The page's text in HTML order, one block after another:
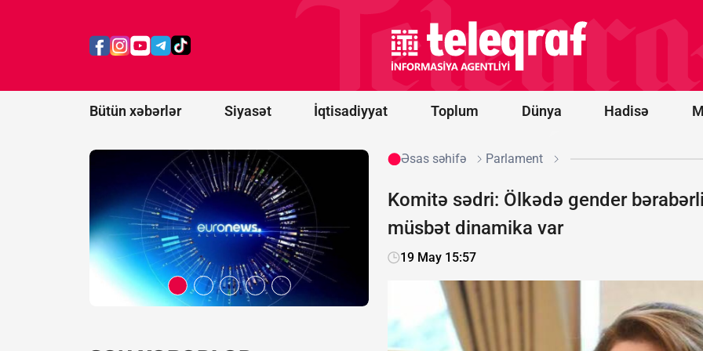
Bütün xəbərlər Siyasət İqtisadiyyat Toplum Dünya Hadisə
ekstremist
əlavə etdi
“Qarabağ”
oyununun
start
heyətləri
Əsas səhifə Parlament
Komitə sədri: Ölkədə gender
müsbət dinamika var
19 May 15:57